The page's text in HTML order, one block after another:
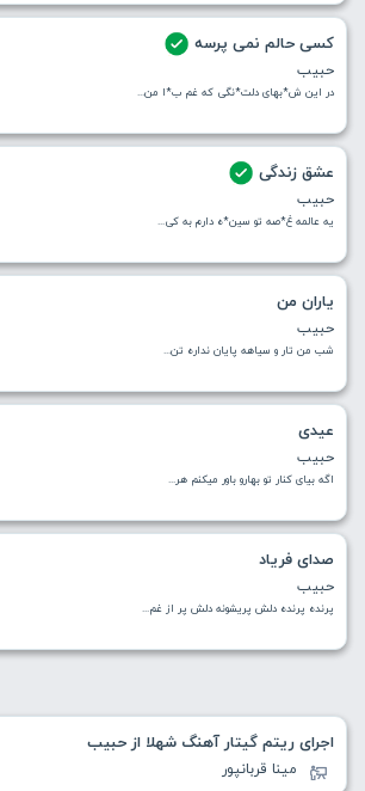
کسی حالم نمی پرسه
حبیب
در این ش*بهای دلت*نگی که غم ب*ا من...
عشق زندگی
حبیب
یه عالمه غ*صه تو سین*ه دارم به کی...
یاران من
حبیب
شب من تار و سیاهه پایان نداره تن...
عیدی
حبیب
اگه بیای کنار تو بهارو باور میکنم هر...
صدای فریاد
حبیب
پرنده پرنده دلش پریشونه دلش پر از غم...
اجرای ریتم گیتار آهنگ شهلا از حبیب
مینا قربانپور